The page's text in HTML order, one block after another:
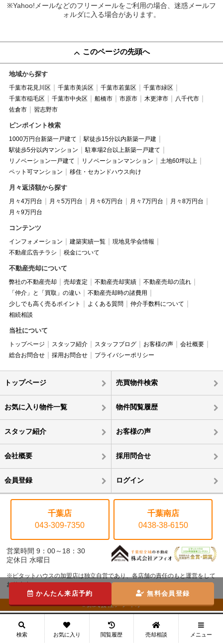
※Yahoo!メールなどのフリーメールをご利用の場合、迷惑メールフ
ォルダに入る場合があります。
このページの先頭へ
地域から探す
千葉市花見川区 千葉市美浜区 千葉市若葉区
千葉市緑区
千葉市稲毛区
千葉市中央区 船橋市 市原市 木更津市
八千代市
佐倉市
習志野市
ピンポイント検索
1000万円台新築一戸建て
駅徒歩15分以内新築一戸建
駅徒歩5分以内マンション
駐車場2台以上新築一戸建て
リノベーション一戸建て
リノベーションマンション
土地60坪以上
ペット可マンション
移住・セカンドハウス向け
月々返済額から探す
月々4万円台 月々5万円台 月々6万円台 月々7万円台
月々8万円台
月々9万円台
コンテンツ
インフォメーション 建築実績一覧
現地見学会情報
不動産広告チラシ
税金について
不動産売却について
弊社の不動産売却 売却査定 不動産売却実績
不動産売却の流れ
「仲介」と「買取」の違い
不動産売却時の諸費用
少しでも高く売るポイント
よくある質問
仲介手数料について
相続相談
当社について
トップページ スタッフ紹介 スタッフブログ お客様の声
会社概要
総合お問合せ
採用お問合せ プライバシーポリシー
トップページ 売買物件検索
お気に入り物件一覧 物件閲覧履歴
スタッフ紹介 お客様の声
会社概要 採用問合せ
会員登録 ログイン
千葉店
043-309-7350
千葉南店
0438-38-6150
営業時間 9：00～18：30
定休日 水曜日
※ピタットハウスの加盟店は独立自営であり、各店舗の責任のもと運営をして
おります。
©株式会社アフィオ
かんたん来店予約 無料会員登録
検索 お気に入り 閲覧履歴 売却相談 メニュー